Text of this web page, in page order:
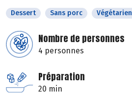
Dessert Sans porc Végétarien
Nombre de personnes
4 personnes
Préparation
20 min